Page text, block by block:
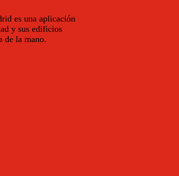
es una aplicación
y sus edificios
de la mano.